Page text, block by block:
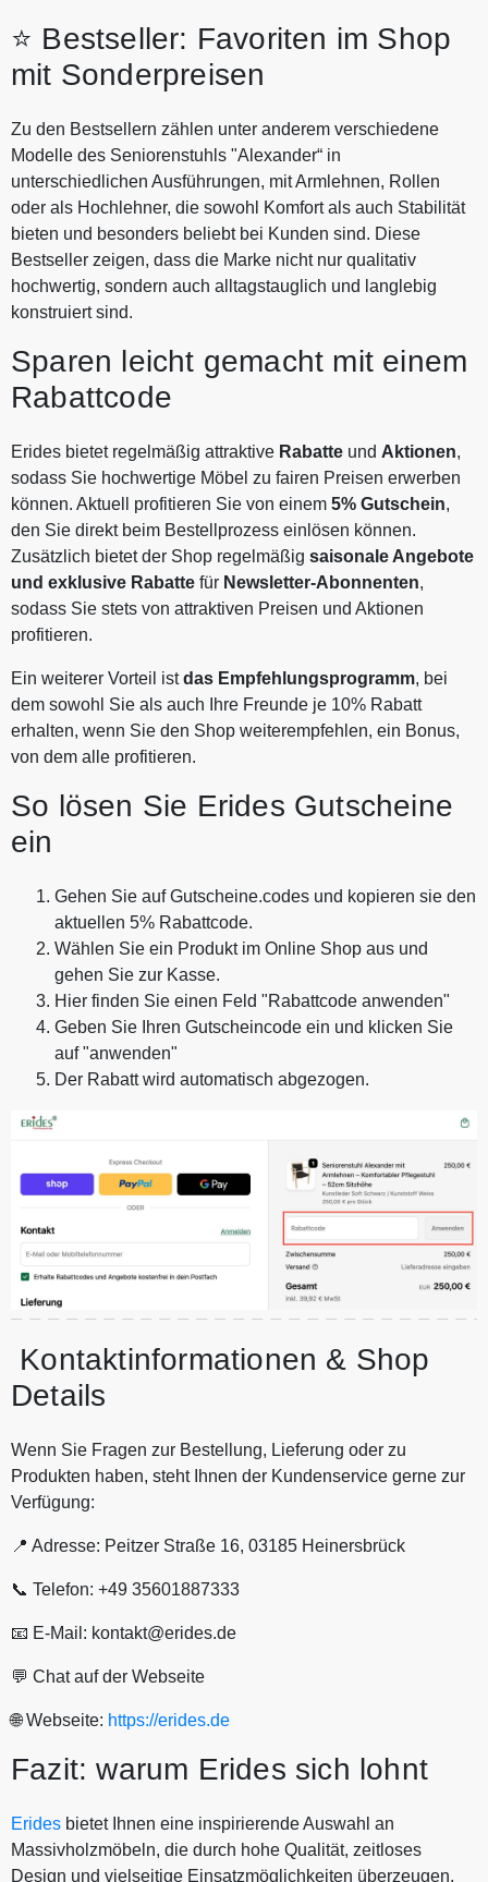
⭐ Bestseller: Favoriten im Shop
mit Sonderpreisen
Zu den Bestsellern zählen unter anderem verschiedene
Modelle des Seniorenstuhls "Alexander“ in
unterschiedlichen Ausführungen, mit Armlehnen, Rollen
oder als Hochlehner, die sowohl Komfort als auch Stabilität
bieten und besonders beliebt bei Kunden sind. Diese
Bestseller zeigen, dass die Marke nicht nur qualitativ
hochwertig, sondern auch alltagstauglich und langlebig
konstruiert sind.
Sparen leicht gemacht mit einem
Rabattcode
Erides bietet regelmäßig attraktive Rabatte und Aktionen,
sodass Sie hochwertige Möbel zu fairen Preisen erwerben
können. Aktuell profitieren Sie von einem 5% Gutschein,
den Sie direkt beim Bestellprozess einlösen können.
Zusätzlich bietet der Shop regelmäßig saisonale Angebote
und exklusive Rabatte für Newsletter-Abonnenten,
sodass Sie stets von attraktiven Preisen und Aktionen
profitieren.
Ein weiterer Vorteil istdas Empfehlungsprogramm, bei
dem sowohl Sie als auch Ihre Freunde je 10% Rabatt
erhalten, wenn Sie den Shop weiterempfehlen, ein Bonus,
von dem alle profitieren.
So lösen Sie Erides Gutscheine
ein
Gehen Sie auf Gutscheine.codes und kopieren sie den
aktuellen 5% Rabattcode.
Wählen Sie ein Produkt im Online Shop aus und
gehen Sie zur Kasse.
Hier finden Sie einen Feld "Rabattcode anwenden"
Geben Sie Ihren Gutscheincode ein und klicken Sie
auf "anwenden"
Der Rabatt wird automatisch abgezogen.
Kontaktinformationen & Shop
Details
Wenn Sie Fragen zur Bestellung, Lieferung oder zu
Produkten haben, steht Ihnen der Kundenservice gerne zur
Verfügung:
📍 Adresse: Peitzer Straße 16, 03185 Heinersbrück
📞 Telefon: +49 35601887333
📧 E-Mail: kontakt@erides.de
💬 Chat auf der Webseite
🌐 Webseite: https://erides.de
Fazit: warum Erides sich lohnt
Erides bietet Ihnen eine inspirierende Auswahl an
Massivholzmöbeln, die durch hohe Qualität, zeitloses
Design und vielseitige Einsatzmöglichkeiten überzeugen.